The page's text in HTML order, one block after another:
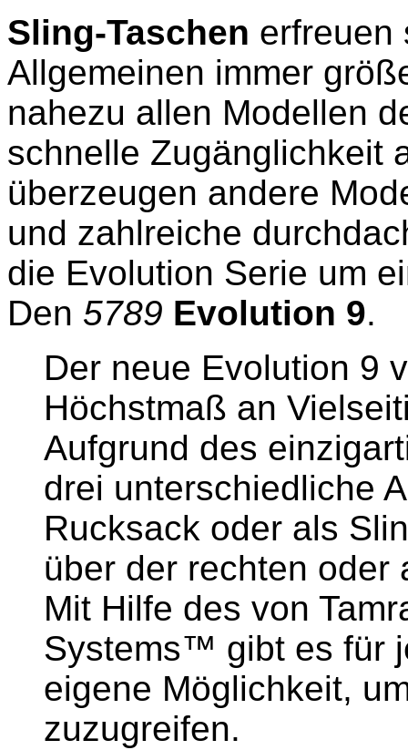
Sling-Taschen erfreuen
Allgemeinen immer
nahezu allen Modellen
schnelle Zugänglichkeit
überzeugen andere
und zahlreiche
die Evolution Serie um
Den 5789 Evolution 9.
Der neue Evolution 9
Höchstmaß an
Aufgrund des
drei unterschiedliche
Rucksack oder als
über der rechten oder
Mit Hilfe des von
Systems™ gibt es für
eigene Möglichkeit,
zuzugreifen.